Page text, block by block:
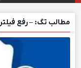
مطالب تگ: – رفع فیلتر